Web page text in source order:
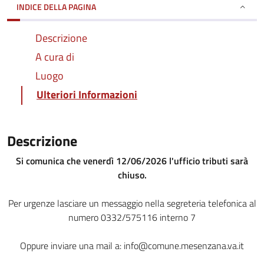
INDICE DELLA PAGINA
Descrizione
A cura di
Luogo
Ulteriori Informazioni
Descrizione
Si comunica che venerdì 12/06/2026 l'ufficio tributi sarà
chiuso.
Per urgenze lasciare un messaggio nella segreteria telefonica al
numero 0332/575116 interno 7
Oppure inviare una mail a: info@comune.mesenzana.va.it